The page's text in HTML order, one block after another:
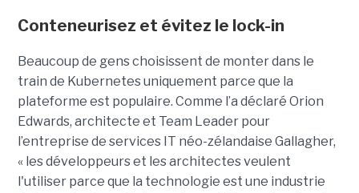
Conteneurisez et évitez le lock-in
Beaucoup de gens choisissent de monter dans le
train de Kubernetes uniquement parce que la
plateforme est populaire. Comme l’a déclaré Orion
Edwards, architecte et Team Leader pour
l’entreprise de services IT néo-zélandaise Gallagher,
« les développeurs et les architectes veulent
l'utiliser parce que la technologie est une industrie